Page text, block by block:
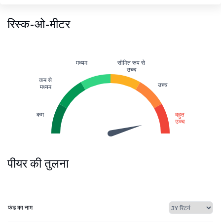
रिस्क-ओ-मीटर
कम
कम से
मध्यम
मध्यम
सीमित रूप से
उच्च
उच्च
बहुत
उच्च
पीयर की तुलना
फंड का नाम